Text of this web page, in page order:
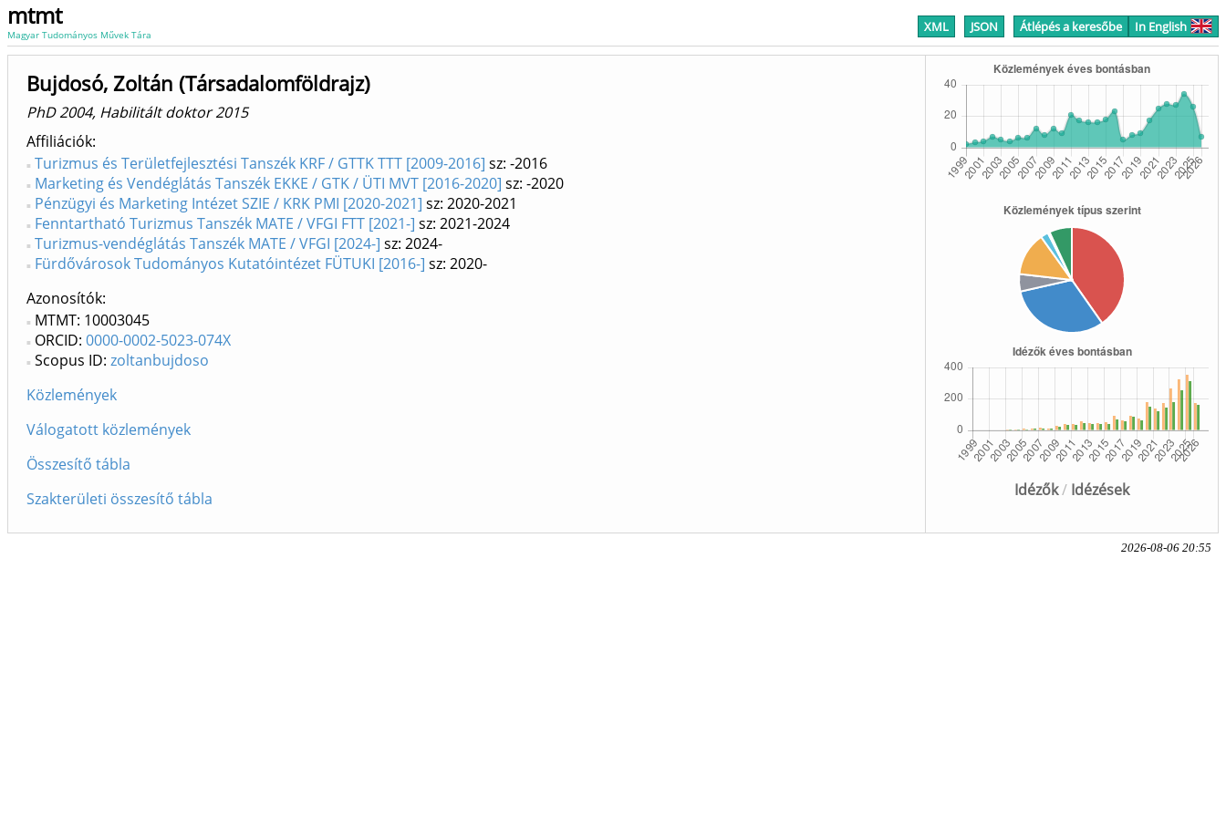
mtmt
Magyar Tudományos Művek Tára XML JSON Átlépés a keresőbe In English
Idézők/ Idézések
Bujdosó, Zoltán (Társadalomföldrajz)
PhD 2004, Habilitált doktor 2015
Affiliációk
Turizmus és Területfejlesztési Tanszék KRF / GTTK TTT [2009-2016] sz: -2016
Marketing és Vendéglátás Tanszék EKKE / GTK / ÜTI MVT [2016-2020] sz: -2020
Pénzügyi és Marketing Intézet SZIE / KRK PMI [2020-2021] sz: 2020-2021
Fenntartható Turizmus Tanszék MATE / VFGI FTT [2021-] sz: 2021-2024
Turizmus-vendéglátás Tanszék MATE / VFGI [2024-] sz: 2024-
Fürdővárosok Tudományos Kutatóintézet FÜTUKI [2016-] sz: 2020-
Azonosítók
MTMT: 10003045
ORCID: 0000-0002-5023-074X
Scopus ID: zoltanbujdoso
Közlemények
Válogatott közlemények
Összesítő tábla
Szakterületi összesítő tábla
2026-08-06 20:55